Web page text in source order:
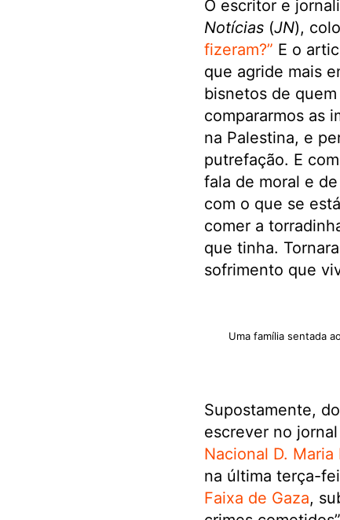
O escritor e
Notícias (JN),
fizeram?” E o
que agride mais
bisnetos de
compararmos as
na Palestina, e
putrefação. E
fala de moral e
com o que se
comer a
que tinha.
sofrimento que
Uma família sentada
Supostamente,
escrever no jornal
Nacional D. Maria
na última terça-
Faixa de Gaza,